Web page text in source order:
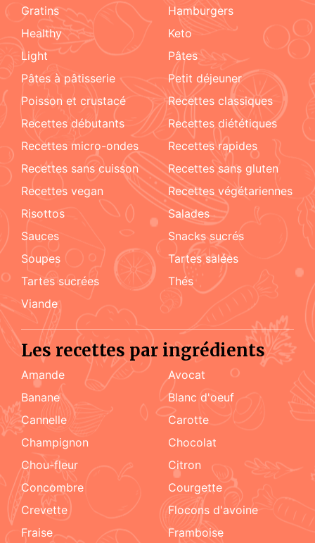
gratins
hamburgers
healthy
keto
light
pâtes
pâtes à pâtisserie
petit déjeuner
poisson et crustacé
recettes classiques
recettes débutants
recettes diététiques
recettes micro-ondes
recettes rapides
recettes sans cuisson
recettes sans gluten
recettes vegan
recettes végétariennes
risottos
salades
sauces
snacks sucrés
soupes
tartes salées
tartes sucrées
Thés
viande
Les recettes par ingrédients
amande
Avocat
Banane
blanc d'oeuf
cannelle
carotte
champignon
chocolat
chou-fleur
citron
concombre
courgette
crevette
flocons d'avoine
fraise
framboise